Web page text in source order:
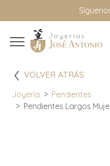
VOLVER ATRÁS
Joyería
Pendientes
Pendientes Largos